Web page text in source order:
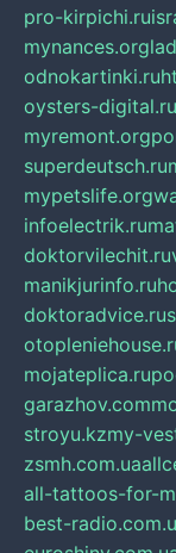
pro-kirpichi.ru
mynances.org
odnokartinki.ru
oysters-digital.ru
myremont.org
superdeutsch.ru
mypetslife.org
infoelectrik.ru
doktorvilechit.ru
manikjurinfo.ru
doktoradvice.ru
mojateplica.ru
garazhov.com
stroyu.kzmy-
zsmh.com.ua
all-tattoos-for-
best-